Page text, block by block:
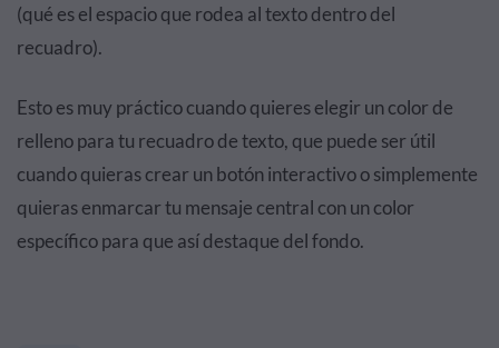
(qué es el espacio que rodea al texto dentro del
recuadro).
Esto es muy práctico cuando quieres elegir un color de
relleno para tu recuadro de texto, que puede ser útil
cuando quieras crear un botón interactivo o simplemente
quieras enmarcar tu mensaje central con un color
específico para que así destaque del fondo.